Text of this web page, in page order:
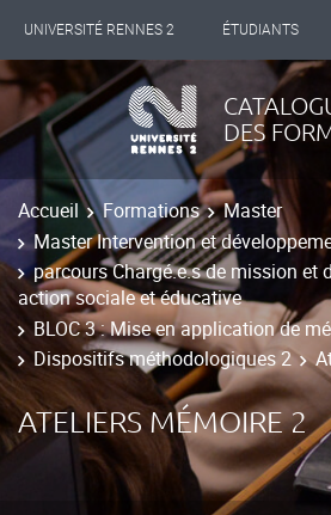
UNIVERSITÉ RENNES 2 ÉTUDIANTS
INTERNATIONAL PROFESSIONNELS
LES NOUVELLES DE RENNES 2
DES
Accueil Formations
Master
Master Intervention et
parcours Chargé.e.s de mission et
action sociale et éducative
BLOC 3 : Mise en application de
Dispositifs méthodologiques 2
ATELIERS MÉMOIRE 2